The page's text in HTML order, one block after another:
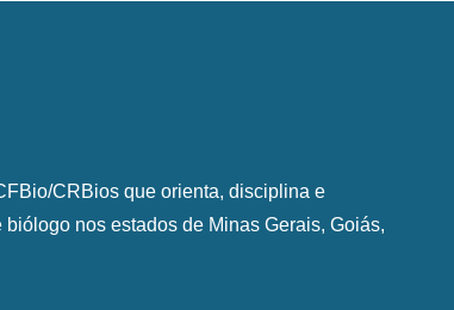
CRBios que orienta, disciplina e
nos estados de Minas Gerais, Goiás,